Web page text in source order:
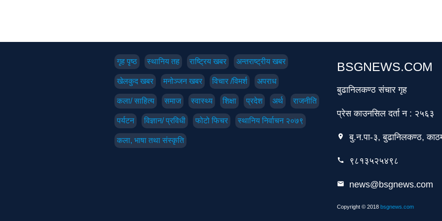
गृह पृष्‍ठ स्थानिय तह राष्ट्रिय खबर अन्तराष्ट्रीय खबर
खेलकुद खबर मनोञ्जन खबर विचार /विमर्श अपराध
कला/ साहित्य समाज स्वास्थ्य शिक्षा प्रदेश अर्थ राजनीति
पर्यटन विज्ञान/ प्रविधी फोटो फिचर स्थानिय निर्वाचन २०७९
कला, भाषा तथा संस्कृति
BSGNEWS.COM
बुढानिलकण्ठ संचार गृह
प्रेस काउनसिल दर्ता न : २५६३
location_on बु.न.पा-३, बुढानिलकण्ठ,
call ९८१३५२५४९८
email news@bsgnews.com
Copyright © 2018bsgnews.com